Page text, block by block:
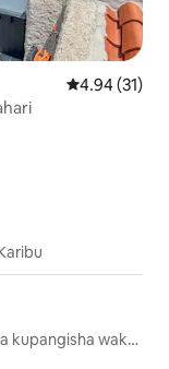
Ukadiriaji wa
4.94 (31)
Nyumba za kupangisha wakati wa likizo